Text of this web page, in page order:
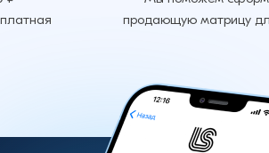
продающую матрицу